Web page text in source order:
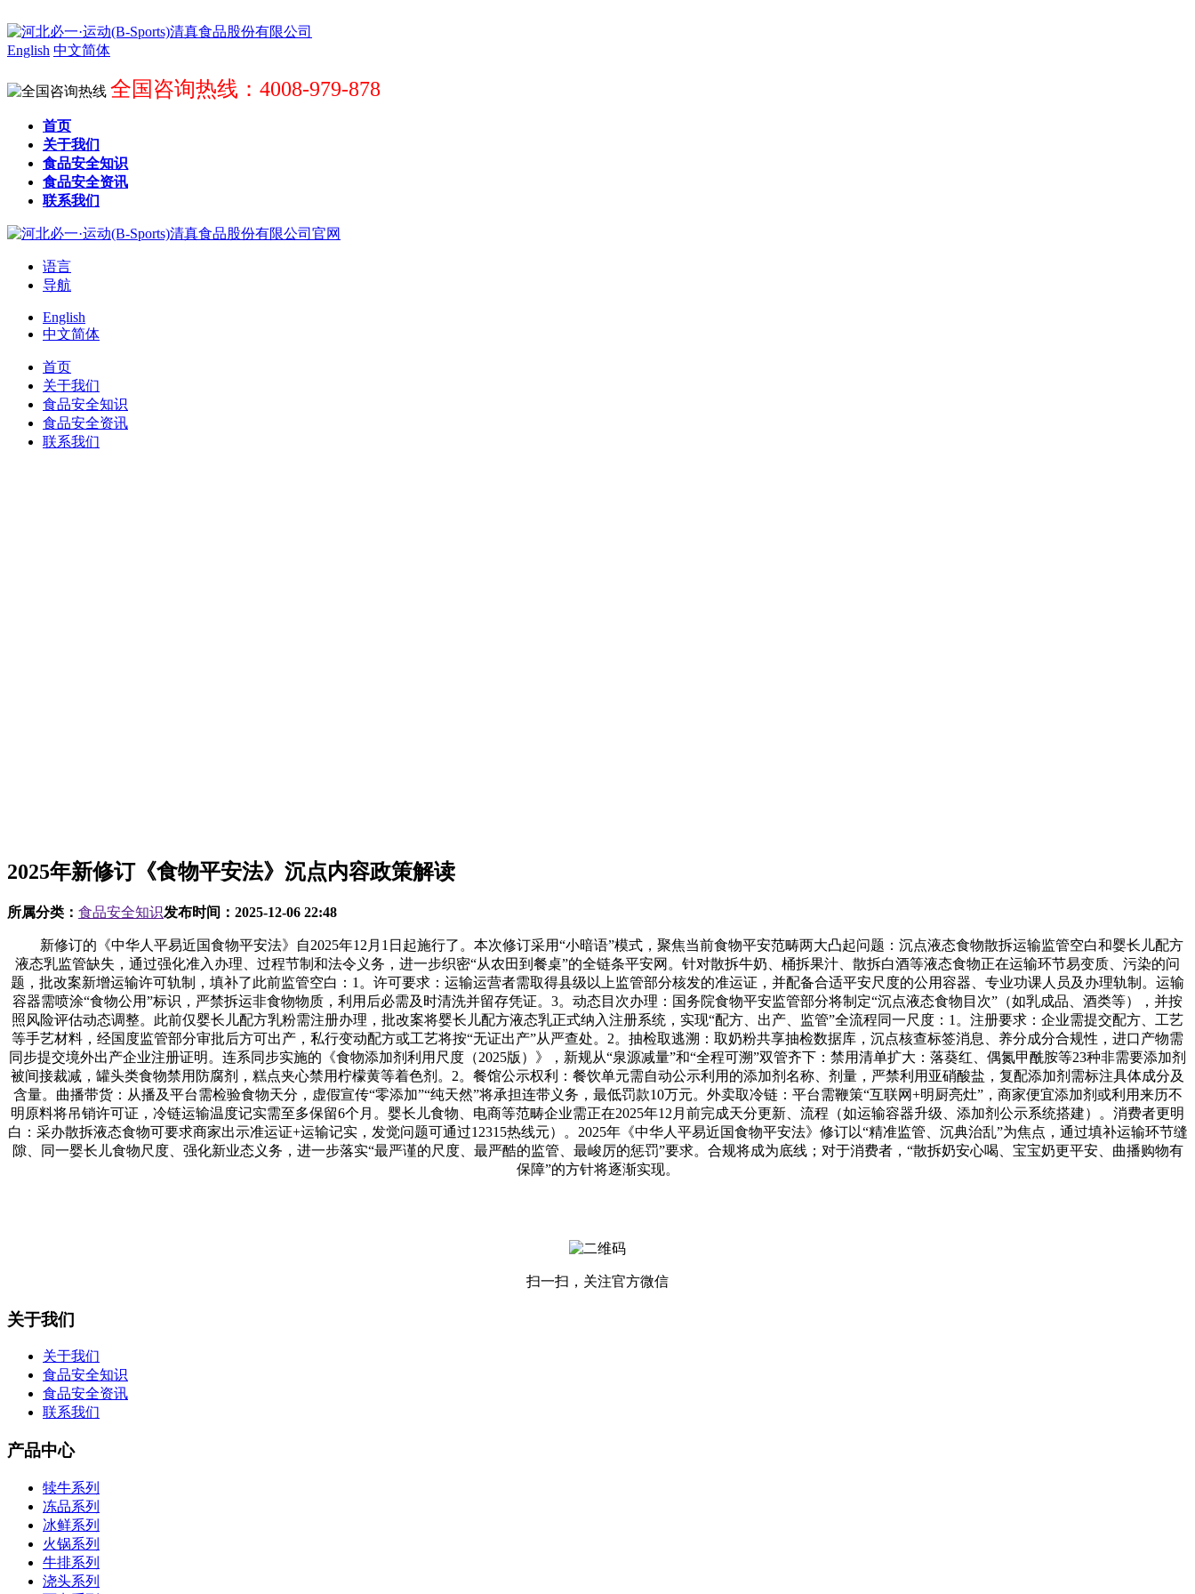
English 中文简体
全国咨询热线：4008-979-878
首页
关于我们
食品安全知识
食品安全资讯
联系我们
语言
导航
English
中文简体
首页
关于我们
食品安全知识
食品安全资讯
联系我们
2025年新修订《食物平安法》沉点内容政策解读
所属分类： 食品安全知识发布时间： 2025-12-06 22:48
新修订的《中华人平易近国食物平安法》自2025年12月1日起施行了。本次修订采用“小暗语”模式，聚焦当前食物平安范畴两大凸起问题：沉点液态食物散拆运输监管空白和婴长儿配方
液态乳监管缺失，通过强化准入办理、过程节制和法令义务，进一步织密“从农田到餐桌”的全链条平安网。针对散拆牛奶、桶拆果汁、散拆白酒等液态食物正在运输环节易变质、污染的问
题，批改案新增运输许可轨制，填补了此前监管空白：1。许可要求：运输运营者需取得县级以上监管部分核发的准运证，并配备合适平安尺度的公用容器、专业功课人员及办理轨制。运输
容器需喷涂“食物公用”标识，严禁拆运非食物物质，利用后必需及时清洗并留存凭证。3。动态目次办理：国务院食物平安监管部分将制定“沉点液态食物目次”（如乳成品、酒类等），并按
照风险评估动态调整。此前仅婴长儿配方乳粉需注册办理，批改案将婴长儿配方液态乳正式纳入注册系统，实现“配方、出产、监管”全流程同一尺度：1。注册要求：企业需提交配方、工艺
等手艺材料，经国度监管部分审批后方可出产，私行变动配方或工艺将按“无证出产”从严查处。2。抽检取逃溯：取奶粉共享抽检数据库，沉点核查标签消息、养分成分合规性，进口产物需
同步提交境外出产企业注册证明。连系同步实施的《食物添加剂利用尺度（2025版）》，新规从“泉源减量”和“全程可溯”双管齐下：禁用清单扩大：落葵红、偶氮甲酰胺等23种非需要添加剂
被间接裁减，罐头类食物禁用防腐剂，糕点夹心禁用柠檬黄等着色剂。2。餐馆公示权利：餐饮单元需自动公示利用的添加剂名称、剂量，严禁利用亚硝酸盐，复配添加剂需标注具体成分及
含量。曲播带货：从播及平台需检验食物天分，虚假宣传“零添加”“纯天然”将承担连带义务，最低罚款10万元。外卖取冷链：平台需鞭策“互联网+明厨亮灶”，商家便宜添加剂或利用来历不
明原料将吊销许可证，冷链运输温度记实需至多保留6个月。婴长儿食物、电商等范畴企业需正在2025年12月前完成天分更新、流程（如运输容器升级、添加剂公示系统搭建）。消费者更明
白：采办散拆液态食物可要求商家出示准运证+运输记实，发觉问题可通过12315热线元）。2025年《中华人平易近国食物平安法》修订以“精准监管、沉典治乱”为焦点，通过填补运输环节缝
隙、同一婴长儿食物尺度、强化新业态义务，进一步落实“最严谨的尺度、最严酷的监管、最峻厉的惩罚”要求。合规将成为底线；对于消费者，“散拆奶安心喝、宝宝奶更平安、曲播购物有
保障”的方针将逐渐实现。
扫一扫，关注官方微信
关于我们
关于我们
食品安全知识
食品安全资讯
联系我们
产品中心
犊牛系列
冻品系列
冰鲜系列
火锅系列
牛排系列
浇头系列